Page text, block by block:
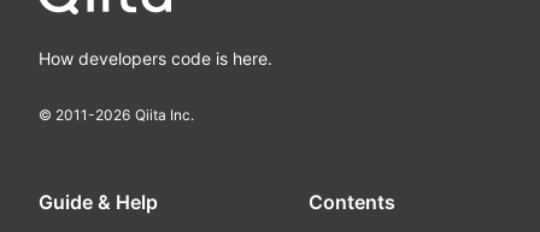
How developers code is here.
© 2011-2026 Qiita Inc.
Guide & Help Contents